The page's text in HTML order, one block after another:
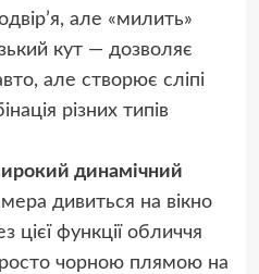
але «милить»
кут — дозволяє
але створює сліпі
різних типів
динамічний
дивиться на вікно
цієї функції обличчя
чорною плямою на